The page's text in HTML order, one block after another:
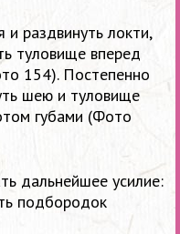
и раздвинуть локти,
туловище вперед
154). Постепенно
шею и туловище
губами (Фото
дальнейшее усилие:
подбородок